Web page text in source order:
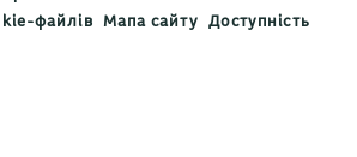
файлів Мапа сайту Доступність